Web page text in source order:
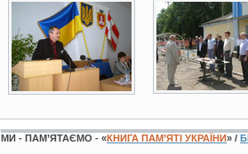
4 фото 3 фото
МИ - ПАМ’ЯТАЄМО - «КНИГА ПАМ’ЯТІ УКРАЇНИ» /